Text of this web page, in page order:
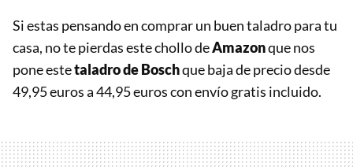
Si estas pensando en comprar un buen taladro para tu
casa, no te pierdas este chollo deAmazonque nos
pone estetaladro de Boschque baja de precio desde
49,95 euros a 44,95 euros con envío gratis incluido.